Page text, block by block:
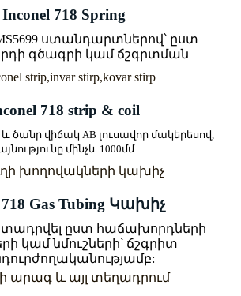
Inconel 718 Spring
ստանդարտներով՝ ըստ
գծագրի կամ ճշգրտման
718 strip & coil
ծանր վիճակ AB լուսավոր մակերեսով,
մինչև 1000մմ
Gas Tubing Կախիչ
ըստ հաճախորդների
կամ նմուշների՝ ճշգրիտ